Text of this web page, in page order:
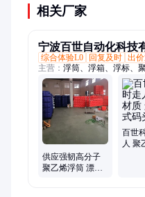
相关厂家
宁波百世自动化科技
综合体验L0
回复及时 出
主营： 浮筒、浮箱、浮标、
水质监测、水电站拦污、航
供应强韧高分子
聚乙烯浮筒 漂浮
百世
人 聚